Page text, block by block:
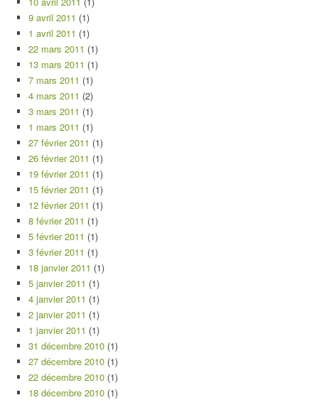
9 avril 2011 (1)
1 avril 2011 (1)
22 mars 2011 (1)
13 mars 2011 (1)
7 mars 2011 (1)
4 mars 2011 (2)
3 mars 2011 (1)
1 mars 2011 (1)
27 février 2011 (1)
26 février 2011 (1)
19 février 2011 (1)
15 février 2011 (1)
12 février 2011 (1)
8 février 2011 (1)
5 février 2011 (1)
3 février 2011 (1)
18 janvier 2011 (1)
5 janvier 2011 (1)
4 janvier 2011 (1)
2 janvier 2011 (1)
1 janvier 2011 (1)
31 décembre 2010 (1)
27 décembre 2010 (1)
22 décembre 2010 (1)
18 décembre 2010 (1)